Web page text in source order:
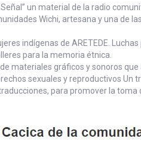
un material de la radio
Wichi, artesana y una de
indígenas de ARETEDE.
para la memoria étnica.
materiales gráficos y sonoros
sexuales y reproductivos Un
para promover la toma